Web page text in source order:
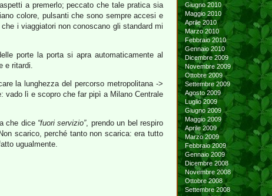
a premerlo; peccato che tale pratica sia
colore, pulsanti che sono sempre accesi e
i viaggiatori non conoscano gli standard mi
porte la porta si apra automaticamente al
e ritardi.
la lunghezza del percorso metropolitana ->
vado lì e scopro che far pipì a Milano Centrale
che dice “fuori servizio”, prendo un bel respiro
scarico, perché tanto non scarica: era tutto
ugualmente.
Giugno 2010
Maggio 2010
Aprile 2010
Marzo 2010
Febbraio 2010
Gennaio 2010
Dicembre 2009
Novembre 2009
Ottobre 2009
Settembre 2009
Agosto 2009
Luglio 2009
Giugno 2009
Maggio 2009
Aprile 2009
Marzo 2009
Febbraio 2009
Gennaio 2009
Dicembre 2008
Novembre 2008
Ottobre 2008
Settembre 2008